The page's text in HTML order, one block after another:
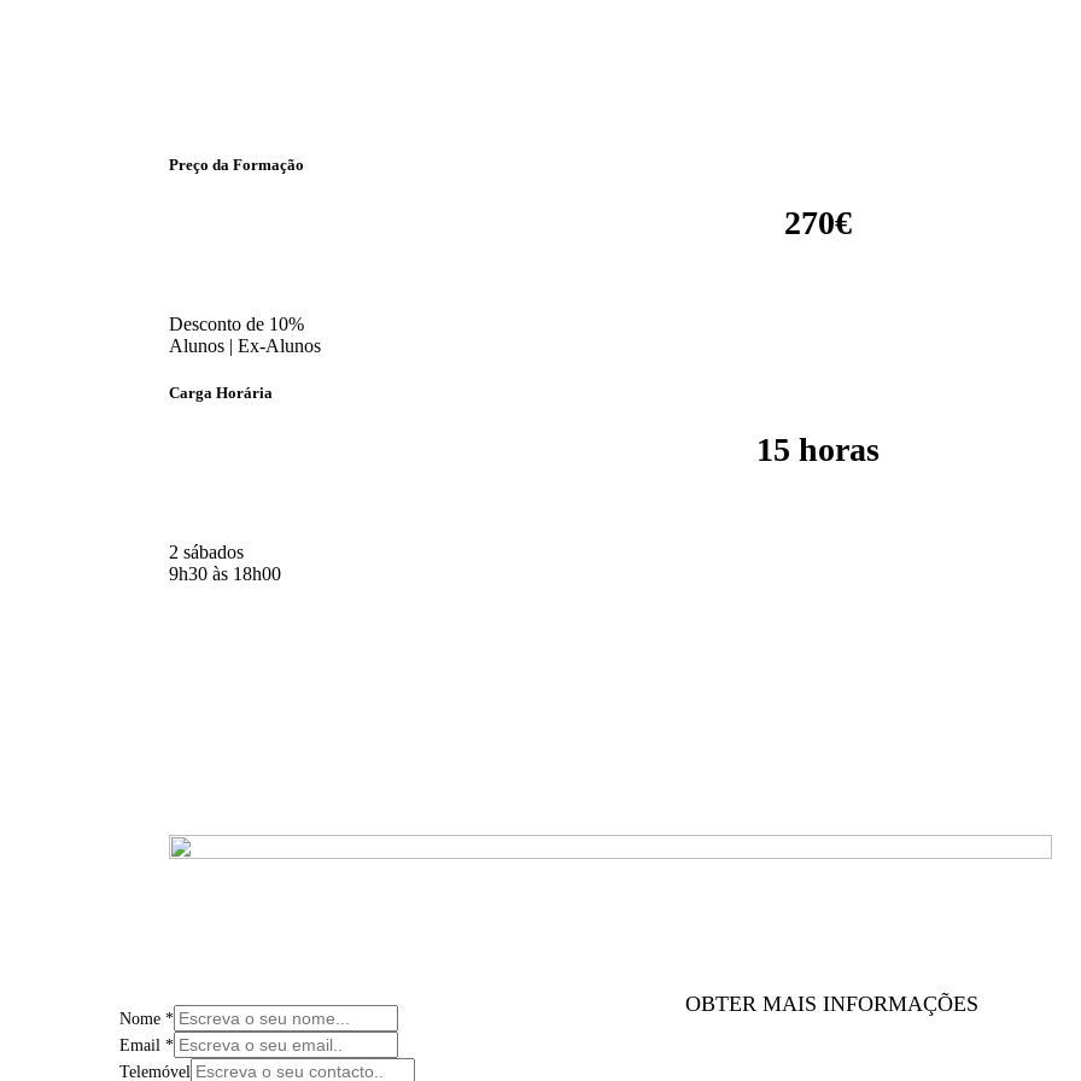
Preço da Formação
270€
Desconto de 10%
Alunos | Ex-Alunos
Carga Horária
15 horas
2 sábados
9h30 às 18h00
OBTER MAIS INFORMAÇÕES
Nome *
Email *
Telemóvel